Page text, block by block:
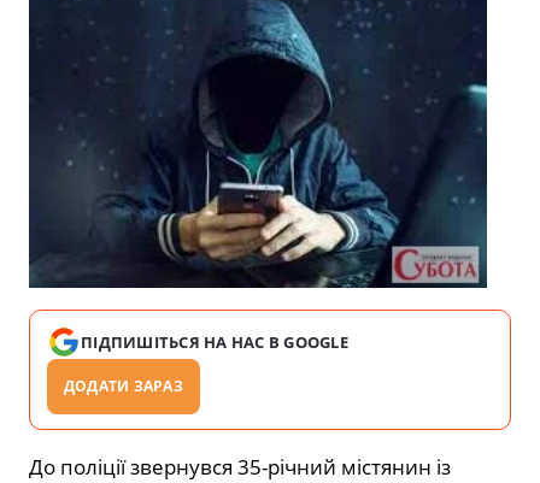
ПІДПИШІТЬСЯ НА НАС В GOOGLE
ДОДАТИ ЗАРАЗ
До поліції звернувся 35-річний містянин із